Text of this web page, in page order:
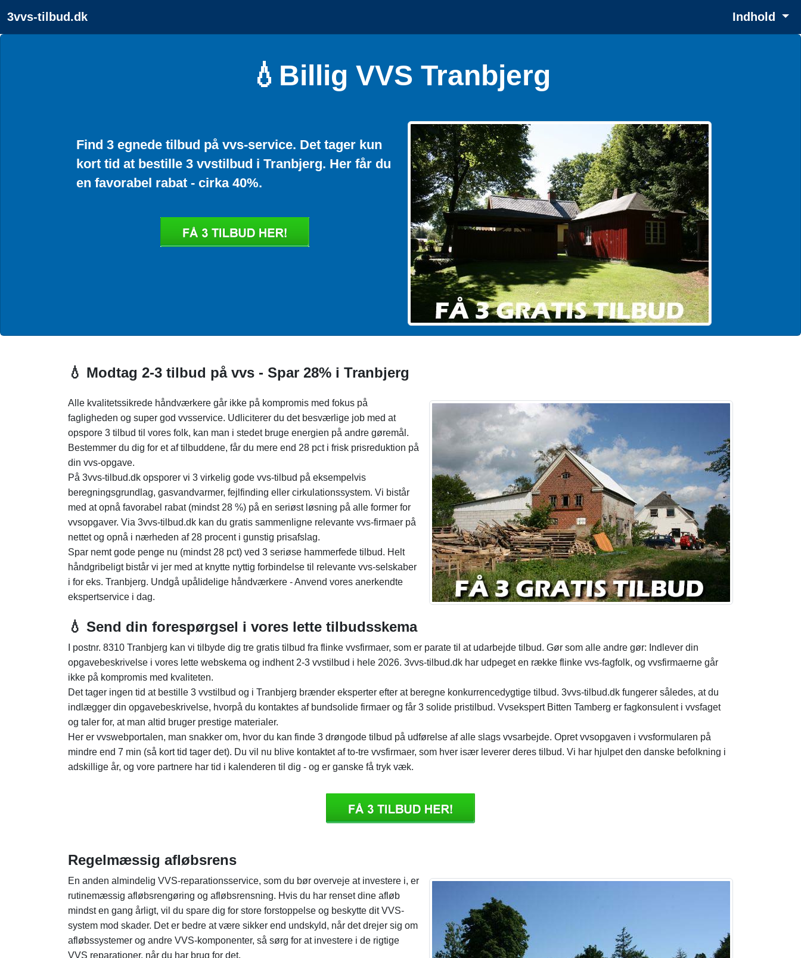
3vvs-tilbud.dk Indhold
💧Billig VVS Tranbjerg
Find 3 egnede tilbud på vvs-service. Det tager kun
kort tid at bestille 3 vvstilbud i Tranbjerg. Her får du
en favorabel rabat - cirka 40%.
💧 Modtag 2-3 tilbud på vvs - Spar 28% i Tranbjerg
Alle kvalitetssikrede håndværkere går ikke på kompromis med fokus på
fagligheden og super god vvsservice. Udliciterer du det besværlige job med at
opspore 3 tilbud til vores folk, kan man i stedet bruge energien på andre gøremål.
Bestemmer du dig for et af tilbuddene, får du mere end 28 pct i frisk prisreduktion på
din vvs-opgave.
På 3vvs-tilbud.dk opsporer vi 3 virkelig gode vvs-tilbud på eksempelvis
beregningsgrundlag, gasvandvarmer, fejlfinding eller cirkulationssystem. Vi bistår
med at opnå favorabel rabat (mindst 28 %) på en seriøst løsning på alle former for
vvsopgaver. Via 3vvs-tilbud.dk kan du gratis sammenligne relevante vvs-firmaer på
nettet og opnå i nærheden af 28 procent i gunstig prisafslag.
Spar nemt gode penge nu (mindst 28 pct) ved 3 seriøse hammerfede tilbud. Helt
håndgribeligt bistår vi jer med at knytte nyttig forbindelse til relevante vvs-selskaber
i for eks. Tranbjerg. Undgå upålidelige håndværkere - Anvend vores anerkendte
ekspertservice i dag.
💧 Send din forespørgsel i vores lette tilbudsskema
I postnr. 8310 Tranbjerg kan vi tilbyde dig tre gratis tilbud fra flinke vvsfirmaer, som er parate til at udarbejde tilbud. Gør som alle andre gør: Indlever din
opgavebeskrivelse i vores lette webskema og indhent 2-3 vvstilbud i hele 2026. 3vvs-tilbud.dk har udpeget en række flinke vvs-fagfolk, og vvsfirmaerne går
ikke på kompromis med kvaliteten.
Det tager ingen tid at bestille 3 vvstilbud og i Tranbjerg brænder eksperter efter at beregne konkurrencedygtige tilbud. 3vvs-tilbud.dk fungerer således, at du
indlægger din opgavebeskrivelse, hvorpå du kontaktes af bundsolide firmaer og får 3 solide pristilbud. Vvsekspert Bitten Tamberg er fagkonsulent i vvsfaget
og taler for, at man altid bruger prestige materialer.
Her er vvswebportalen, man snakker om, hvor du kan finde 3 drøngode tilbud på udførelse af alle slags vvsarbejde. Opret vvsopgaven i vvsformularen på
mindre end 7 min (så kort tid tager det). Du vil nu blive kontaktet af to-tre vvsfirmaer, som hver især leverer deres tilbud. Vi har hjulpet den danske befolkning i
adskillige år, og vore partnere har tid i kalenderen til dig - og er ganske få tryk væk.
Regelmæssig afløbsrens
En anden almindelig VVS-reparationsservice, som du bør overveje at investere i, er
rutinemæssig afløbsrengøring og afløbsrensning. Hvis du har renset dine afløb
mindst en gang årligt, vil du spare dig for store forstoppelse og beskytte dit VVS-
system mod skader. Det er bedre at være sikker end undskyld, når det drejer sig om
afløbssystemer og andre VVS-komponenter, så sørg for at investere i de rigtige
VVS reparationer, når du har brug for det.